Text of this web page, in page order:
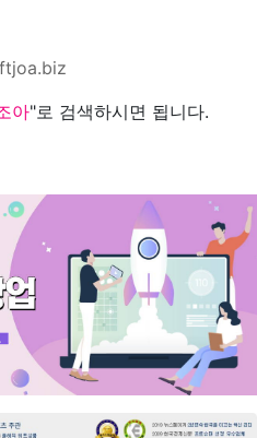
아"로 검색하시면 됩니다.